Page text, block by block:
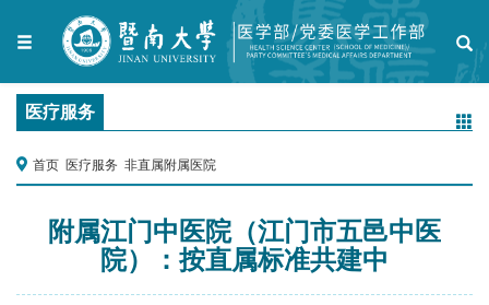
医疗服务
首页 医疗服务 非直属附属医院
附属江门中医院（江门市五邑中医
院）：按直属标准共建中